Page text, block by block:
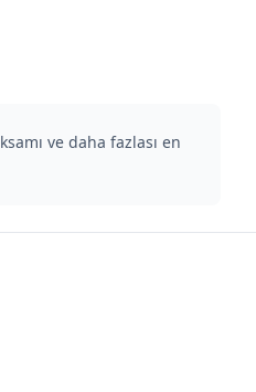
ve daha fazlası en